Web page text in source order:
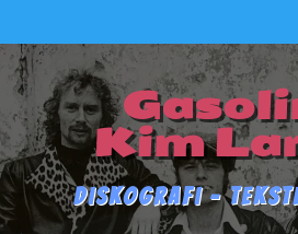
Kim
Diskografi -